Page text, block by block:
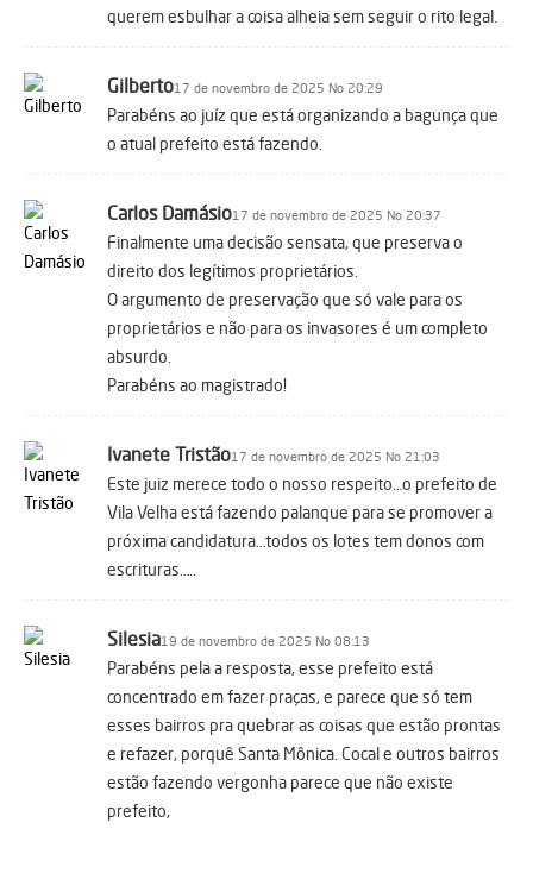
querem esbulhar a coisa alheia sem seguir o rito legal.
Gilberto17 de novembro de 2025 No 20:29
Parabéns ao juíz que está organizando a bagunça que
o atual prefeito está fazendo.
Carlos Damásio17 de novembro de 2025 No 20:37
Finalmente uma decisão sensata, que preserva o
direito dos legítimos proprietários.
O argumento de preservação que só vale para os
proprietários e não para os invasores é um completo
absurdo.
Parabéns ao magistrado!
Ivanete Tristão17 de novembro de 2025 No 21:03
Este juiz merece todo o nosso respeito…o prefeito de
Vila Velha está fazendo palanque para se promover a
próxima candidatura…todos os lotes tem donos com
escrituras…..
Silesia19 de novembro de 2025 No 08:13
Parabéns pela a resposta, esse prefeito está
concentrado em fazer praças, e parece que só tem
esses bairros pra quebrar as coisas que estão prontas
e refazer, porquê Santa Mônica. Cocal e outros bairros
estão fazendo vergonha parece que não existe
prefeito,